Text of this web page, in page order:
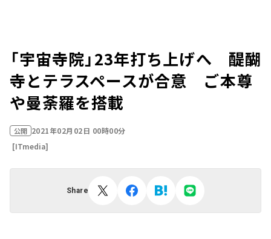
「宇宙寺院」23年打ち上げへ 醍醐
寺とテラスペースが合意 ご本尊
や曼荼羅を搭載
公開 2021年02月02日 00時00分
[ITmedia]
Share